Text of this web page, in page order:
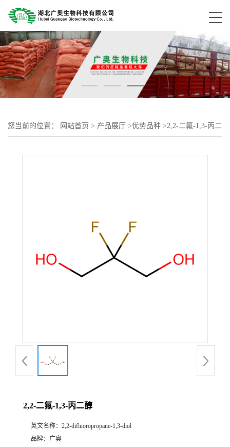
您当前的位置： 网站首页 > 产品展厅 >优势品种 >2,2-二氟-1,3-丙二
2,2-二氟-1,3-丙二醇
英文名称： 2,2-difluoropropane-1,3-diol
品牌： 广奥